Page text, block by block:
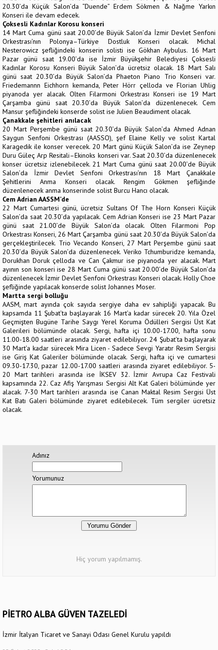
20.30’da Küçük Salon’da “Duende” Erdem Sökmen & Nağme Yarkın
Konseri ile devam edecek.
Çoksesli Kadınlar Korosu konseri
14 Mart Cuma günü saat 20.00’de Büyük Salon’da İzmir Devlet Senfoni
Orkestrası’nın Polonya–Türkiye Dostluk Konseri olacak. Michal
Nesterowicz şefliğindeki konserin solisti ise Gökhan Aybulus. 16 Mart
Pazar günü saat 19.00’da ise İzmir Büyükşehir Belediyesi Çoksesli
Kadınlar Korosu Konseri Büyük Salon’da ücretsiz olacak. 18 Mart Salı
günü saat 20.30’da Büyük Salon’da Phaeton Piano Trio Konseri var.
Friedemannn Eichhorn kemanda, Peter Hörr çelloda ve Florian Uhlig
piyanoda yer alacak. Olten Filarmoni Orkestrası Konseri ise 19 Mart
Çarşamba günü saat 20.30’da Büyük Salon’da düzenlenecek. Cem
Mansur şefliğindeki konserde solist ise Julien Beaudiment olacak.
Çanakkale şehitleri anılacak
20 Mart Perşembe günü saat 20.30’da Büyük Salon’da Ahmed Adnan
Saygun Senfoni Orkestrası (AASSO), şef Elaine Kelly ve solist Kartal
Karagedik ile konser verecek. 20 Mart günü Küçük Salon’da ise Zeynep
Duru Güleç Arp Resitali–Ekinoks konseri var. Saat 20.30’da düzenlenecek
konser ücretsiz izlenebilecek. 21 Mart Cuma günü saat 20.00’de Büyük
Salon’da İzmir Devlet Senfoni Orkestrası’nın 18 Mart Çanakkale
Şehitlerini Anma Konseri olacak. Rengim Gökmen şefliğinde
düzenlenecek anma konserinde solist Burcu Hancı olacak.
Cem Adrian AASSM’de
22 Mart Cumartesi günü, ücretsiz Sultans Of The Horn Konseri Küçük
Salon’da saat 20.30’da yapılacak. Cem Adrian Konseri ise 23 Mart Pazar
günü saat 21.00’de Büyük Salon’da olacak. Olten Filarmoni Pop
Orkestrası Konseri, 26 Mart Çarşamba günü saat 20.30’da Büyük Salon’da
gerçekleştirilecek. Trio Vecando Konseri, 27 Mart Perşembe günü saat
20.30’da Büyük Salon’da düzenlenecek. Veriko Tchumburidze kemanda,
Dorukhan Doruk çelloda ve Can Çakmur ise piyanoda yer alacak. Mart
ayının son konseri ise 28 Mart Cuma günü saat 20.00’de Büyük Salon’da
düzenlenecek İzmir Devlet Senfoni Orkestrası Konseri olacak. Holly Choe
şefliğinde yapılacak konserde solist Johannes Moser.
Martta sergi bolluğu
AASM, mart ayında çok sayıda sergiye daha ev sahipliği yapacak. Bu
kapsamda 11 Şubat’ta başlayarak 16 Mart’a kadar sürecek 20. Yıla Özel
Geçmişten Bugüne Tarihe Saygı Yerel Koruma Ödülleri Sergisi Üst Kat
Galerileri bölümünde olacak. Sergi, hafta içi 10.00-17.00, hafta sonu
11.00-18.00 saatleri arasında ziyaret edilebiliyor. 24 Şubat’ta başlayarak
30 Mart’a kadar sürecek Mira Licen - Sadece Sevgi Yaratır Resim Sergisi
ise Giriş Kat Galeriler bölümünde olacak. Sergi, hafta içi ve cumartesi
09.30-17.30, pazar 12.00-17.00 saatleri arasında ziyaret edilebiliyor. 5-
20 Mart tarihleri arasında ise İKSEV 32. İzmir Avrupa Caz Festivali
kapsamında 22. Caz Afiş Yarışması Sergisi Alt Kat Galeri bölümünde yer
alacak. 7-30 Mart tarihleri arasında ise Canan Maktal Resim Sergisi Üst
Kat Batı Galeri bölümünde ziyaret edilebilecek. Tüm sergiler ücretsiz
olacak.
Adınız
Yorumunuz
Hiç yorum yapılmamış.
PİETRO ALBA GÜVEN TAZELEDİ
İzmir İtalyan Ticaret ve Sanayi Odası Genel Kurulu yapıldı